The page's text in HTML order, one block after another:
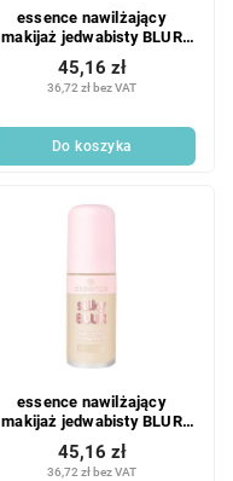
essence nawilżający
makijaż jedwabisty BLUR
36,72 zł bez VAT
45,16 zł
Do koszyka
essence nawilżający
makijaż jedwabisty BLUR
100
36,72 zł bez VAT
45,16 zł